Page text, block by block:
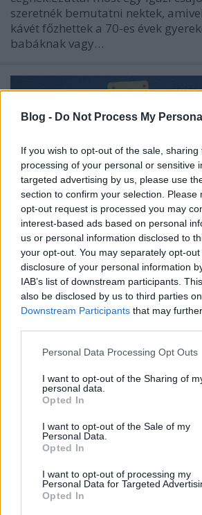
Blog - Do Not Process My
If you wish to opt-out of the sale,
processing of your personal or sensitive
targeted advertising by us, please use
section to confirm your selection. Please
opt-out request is processed you may
interest-based ads based on personal
us or personal information disclosed to
your opt-out. You may separately opt-
disclosure of your personal information
IAB’s list of downstream participants.
also be disclosed by us to third parties
Downstream Participants that may
Please note that this website/app uses
not limited to your visit or usage
grant or deny consent to Google and its
use your data for below specified
consent section.
Personal Data Processing Opt Outs
I want to opt-out of the Sharing of
personal data.
Opted In
I want to opt-out of the Sale of my
Personal Data.
Opted In
I want to opt-out of processing my
Personal Data for Targeted
Opted In
szeretnék bemutatni nektek,
kávét főzhettek a 70-es évek
babáknak vagy…
Kártyák - 1.rész
ToyaHSW•2016. július 07.
Természetesen az autóskártyákon
közül még pár csomag hiányzik -
csúnya rajzos és a sárga hátú)
találhatóak a bemutatásra váró
gyűjteményben.Ezúttal ezeknek a
részét mutatom meg nektek -
számíthattok majd a folytatásra is.